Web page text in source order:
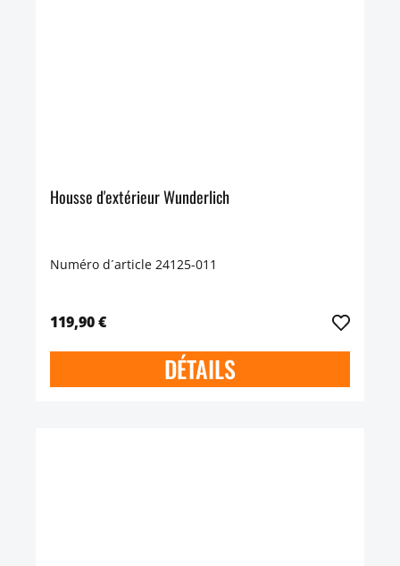
Housse d'extérieur Wunderlich
Numéro d´article 24125-011
119,90 €
DÉTAILS